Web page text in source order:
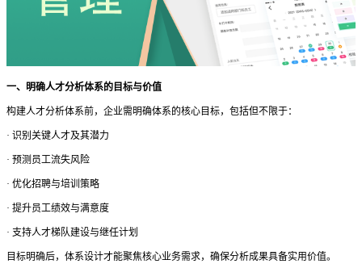
一、明确人才分析体系的目标与价值
构建人才分析体系前，企业需明确体系的核心目标，包括但不限于：
· 识别关键人才及其潜力
· 预测员工流失风险
· 优化招聘与培训策略
· 提升员工绩效与满意度
· 支持人才梯队建设与继任计划
目标明确后，体系设计才能聚焦核心业务需求，确保分析成果具备实用价值。